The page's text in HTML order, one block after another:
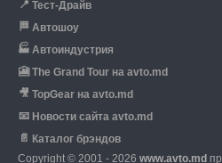
📍 Тест-Драйв
🏁 Автошоу
🏭 Автоиндустрия
🎦 The Grand Tour на avto.md
🎥 TopGear на avto.md
📧 Новости сайта avto.md
📄 Каталог брэндов
Copyright © 2001 - 2026 www.avto.md